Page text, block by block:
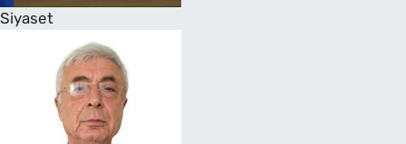
Siyaset